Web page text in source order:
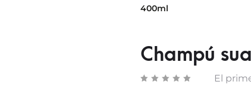
400ml
Champú
El